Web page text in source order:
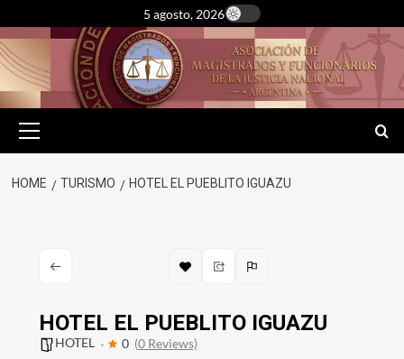
to
content
5 agosto, 2026
Menu
HOME TURISMO HOTEL EL PUEBLITO IGUAZU
HOTEL EL PUEBLITO IGUAZU
HOTEL 0 (0 Reviews)